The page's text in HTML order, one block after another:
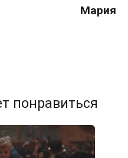
Мария
понравиться